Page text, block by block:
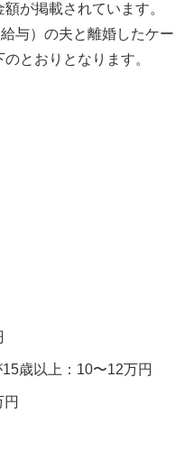
が掲載されています。
与）の夫と離婚したケー
とおりとなります。
歳以上：10〜12万円